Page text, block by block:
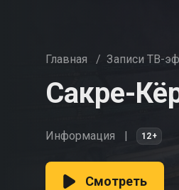
Главная / Записи ТВ-
Сакре-
Информация 12+
Смотреть